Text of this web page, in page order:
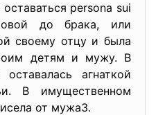
persona sui
до брака, или
своему отцу и была
детям и мужу. В
агнаткой
В имущественном
от мужа3.